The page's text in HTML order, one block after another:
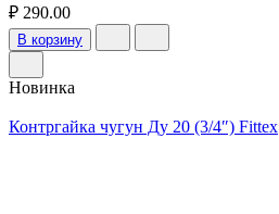
₽ 290.00
В корзину
Новинка
Контргайка чугун Ду 20 (3/4″) Fittex